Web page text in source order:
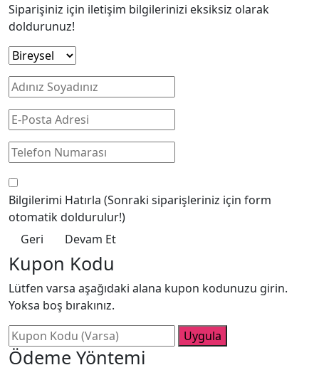
Siparişiniz için iletişim bilgilerinizi eksiksiz olarak
doldurunuz!
Bilgilerimi Hatırla (Sonraki siparişleriniz için form
otomatik doldurulur!)
Geri
Devam Et
Kupon Kodu
Lütfen varsa aşağıdaki alana kupon kodunuzu girin.
Yoksa boş bırakınız.
Uygula
Ödeme Yöntemi